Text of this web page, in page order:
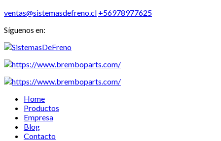
ventas@sistemasdefreno.cl +56978977625
Síguenos en:
Home
Productos
Empresa
Blog
Contacto